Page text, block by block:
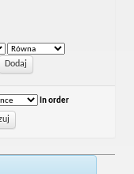
In order